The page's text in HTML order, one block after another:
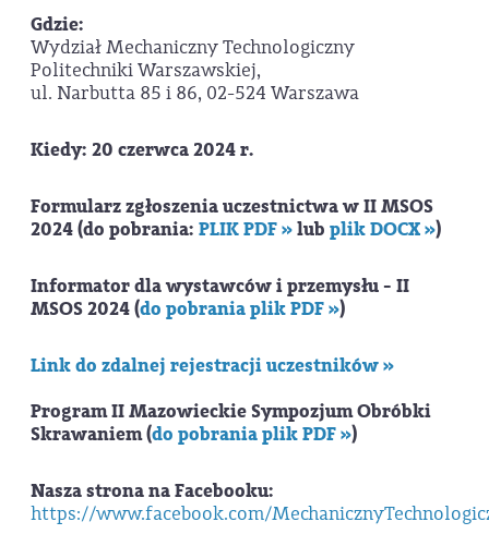
Gdzie:
Wydział Mechaniczny Technologiczny
Politechniki Warszawskiej,
ul. Narbutta 85 i 86, 02-524 Warszawa
Kiedy: 20 czerwca 2024 r.
Formularz zgłoszenia uczestnictwa w II MSOS
2024 (do pobrania: PLIK PDF »lub plik DOCX »)
Informator dla wystawców i przemysłu - II
MSOS 2024 (do pobrania plik PDF»)
Link do zdalnej rejestracji uczestników »
Program II Mazowieckie Sympozjum Obróbki
Skrawaniem (do pobrania plik PDF »)
Nasza strona na Facebooku:
https://www.facebook.com/